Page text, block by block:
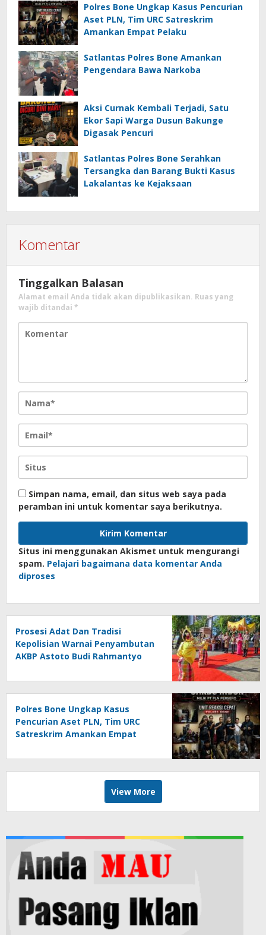
Polres Bone Ungkap Kasus Pencurian
Aset PLN, Tim URC Satreskrim
Amankan Empat Pelaku
Satlantas Polres Bone Amankan
Pengendara Bawa Narkoba
Aksi Curnak Kembali Terjadi, Satu
Ekor Sapi Warga Dusun Bakunge
Digasak Pencuri
Satlantas Polres Bone Serahkan
Tersangka dan Barang Bukti Kasus
Lakalantas ke Kejaksaan
Komentar
Tinggalkan Balasan
Alamat email Anda tidak akan dipublikasikan. Ruas yang
wajib ditandai *
Simpan nama, email, dan situs web saya pada
peramban ini untuk komentar saya berikutnya.
Situs ini menggunakan Akismet untuk mengurangi
spam. Pelajari bagaimana data komentar Anda
diproses
Prosesi Adat Dan Tradisi
Kepolisian Warnai Penyambutan
AKBP Astoto Budi Rahmantyo
Polres Bone Ungkap Kasus
Pencurian Aset PLN, Tim URC
Satreskrim Amankan Empat
View More